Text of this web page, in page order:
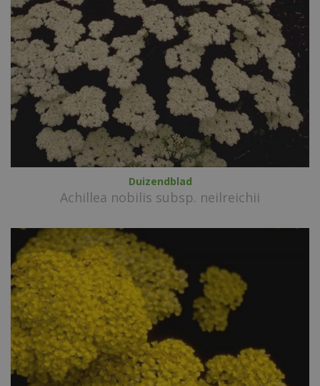
Duizendblad
Achillea nobilis subsp. neilreichii